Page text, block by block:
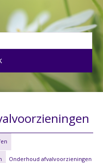
Onderhoud afvalvoorzieningen